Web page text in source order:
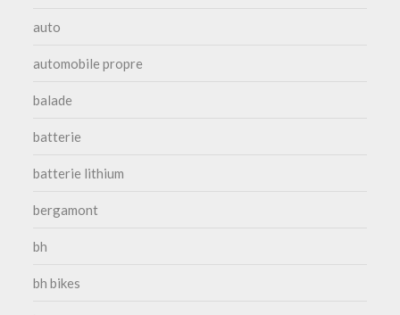
auto
automobile propre
balade
batterie
batterie lithium
bergamont
bh
bh bikes